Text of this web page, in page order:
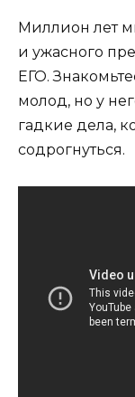
Миллион лет
и ужасного
ЕГО.
молод, но у
гадкие дела,
содрогнуться.